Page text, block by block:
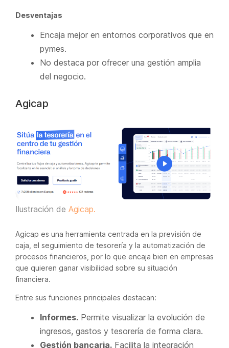
Desventajas
Encaja mejor en entornos corporativos que en
pymes.
No destaca por ofrecer una gestión amplia
del negocio.
Agicap
Ilustración de Agicap.
Agicap es una herramienta centrada en la previsión de
caja, el seguimiento de tesorería y la automatización de
procesos financieros, por lo que encaja bien en empresas
que quieren ganar visibilidad sobre su situación
financiera.
Entre sus funciones principales destacan:
Informes. Permite visualizar la evolución de
ingresos, gastos y tesorería de forma clara.
Gestión bancaria. Facilita la integración